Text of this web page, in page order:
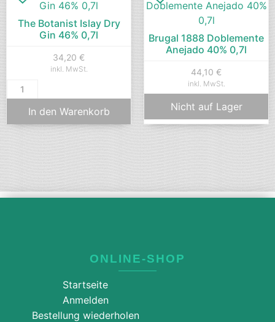
The Botanist Islay Dry
Gin 46% 0,7l
34,20 €
inkl. MwSt.
In den Warenkorb
Brugal 1888 Doblemente
Anejado 40% 0,7l
44,10 €
inkl. MwSt.
Nicht auf Lager
ONLINE-SHOP
Startseite
Anmelden
Bestellung wiederholen